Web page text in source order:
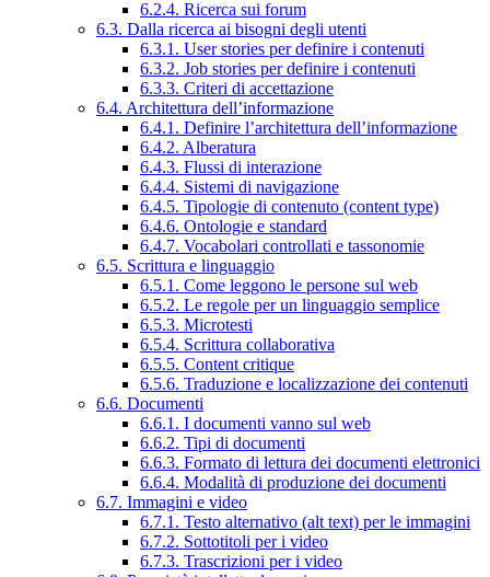
6.2.4. Ricerca sui forum
6.3. Dalla ricerca ai bisogni degli utenti
6.3.1. User stories per definire i contenuti
6.3.2. Job stories per definire i contenuti
6.3.3. Criteri di accettazione
6.4. Architettura dell’informazione
6.4.1. Definire l’architettura dell’informazione
6.4.2. Alberatura
6.4.3. Flussi di interazione
6.4.4. Sistemi di navigazione
6.4.5. Tipologie di contenuto (content type)
6.4.6. Ontologie e standard
6.4.7. Vocabolari controllati e tassonomie
6.5. Scrittura e linguaggio
6.5.1. Come leggono le persone sul web
6.5.2. Le regole per un linguaggio semplice
6.5.3. Microtesti
6.5.4. Scrittura collaborativa
6.5.5. Content critique
6.5.6. Traduzione e localizzazione dei contenuti
6.6. Documenti
6.6.1. I documenti vanno sul web
6.6.2. Tipi di documenti
6.6.3. Formato di lettura dei documenti elettronici
6.6.4. Modalità di produzione dei documenti
6.7. Immagini e video
6.7.1. Testo alternativo (alt text) per le immagini
6.7.2. Sottotitoli per i video
6.7.3. Trascrizioni per i video